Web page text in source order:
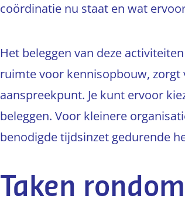
coördinatie nu staat en wat
Het beleggen van deze
ruimte voor kennisopbouw,
aanspreekpunt. Je kunt ervoor
beleggen. Voor kleinere
benodigde tijdsinzet gedurende
Taken